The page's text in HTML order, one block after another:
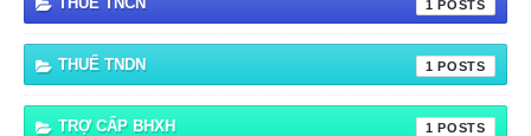
1
THUẾ TNDN 1
TRỢ CẤP BHXH 1